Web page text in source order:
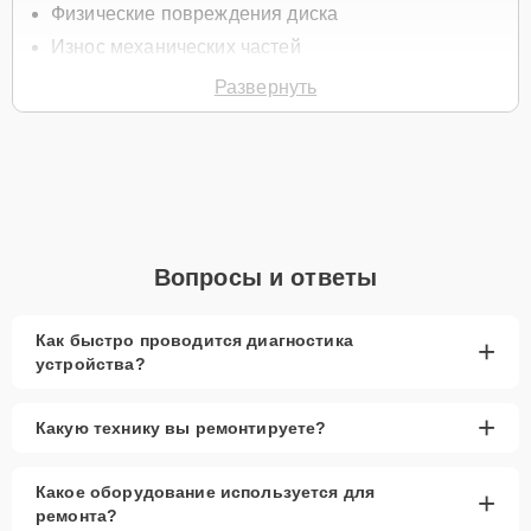
Физические повреждения диска
Износ механических частей
Ошибки при чтении данных
Перегрев устройства
Главные особенности
сервиса
Доставка и выезд
— возможен выезд мастера
Развернуть
Вопросы и ответы
Как быстро проводится диагностика
устройства?
+
Какую технику вы ремонтируете? +
Какое оборудование используется для
ремонта?
+